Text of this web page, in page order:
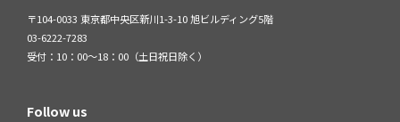
〒104-0033 東京都中央区新川1-3-10 旭ビルディング5階
03-6222-7283
受付：10：00～18：00（土日祝日除く）
Follow us